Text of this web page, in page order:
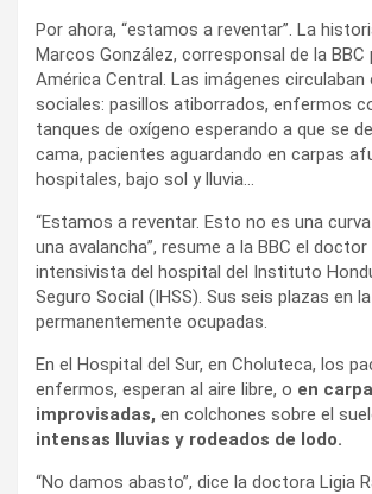
Por ahora, “estamos a reventar”. La
Marcos González, corresponsal de la BBC
América Central. Las imágenes circulaban
sociales: pasillos atiborrados, enfermos
tanques de oxígeno esperando a que se
cama, pacientes aguardando en carpas
hospitales, bajo sol y lluvia…
“Estamos a reventar. Esto no es una
una avalancha”, resume a la BBC el doctor
intensivista del hospital del Instituto
Seguro Social (IHSS). Sus seis plazas en
permanentemente ocupadas.
En el Hospital del Sur, en Choluteca, los
enfermos, esperan al aire libre, o en
improvisadas, en colchones sobre el
intensas lluvias y rodeados de lodo.
“No damos abasto”, dice la doctora Ligia